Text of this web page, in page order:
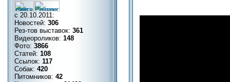
с 20.10.2011:
Новостей: 306
Рез-тов выставок: 361
Видеороликов: 148
Фото: 3866
Статей: 108
Ссылок: 117
Собак: 420
Питомников: 42